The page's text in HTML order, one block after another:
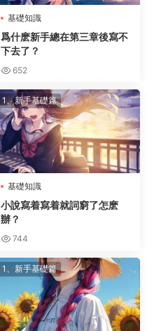
基礎知識
爲什麽新手總在第三章後寫不
下去了？
652
1、新手基礎篇
基礎知識
小說寫着寫着就詞窮了怎麽
辦？
744
1、新手基礎篇